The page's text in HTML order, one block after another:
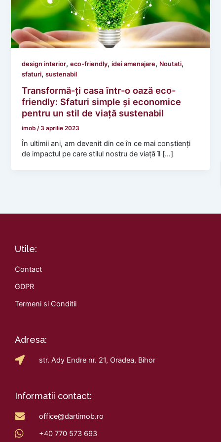
design interior,eco-friendly,idei amenajare, Noutati,
sfaturi,sustenabil
Transformă-ți casa într-o oază eco-
friendly: Sfaturi simple și economice
pentru un stil de viață sustenabil
imob/ 3 aprilie 2023
În ultimii ani, am devenit din ce în ce mai conștienți
de impactul pe care stilul nostru de viață îl […]
Utile:
Contact
GDPR
Termeni si Conditii
Adresa:
str. Ady Endre nr. 21, Oradea, Bihor
Informatii contact:
office@dartimob.ro
+40 770 573 693